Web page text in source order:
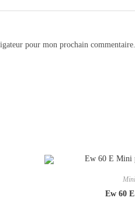
pour mon prochain commentaire.
Ew 60